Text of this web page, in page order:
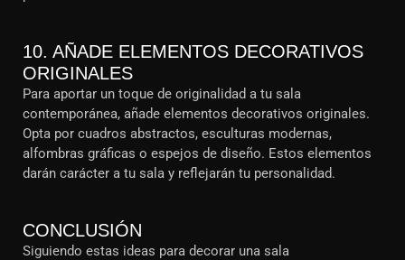
10. AÑADE ELEMENTOS DECORATIVOS
ORIGINALES
Para aportar un toque de originalidad a tu sala
contemporánea, añade elementos decorativos originales.
Opta por cuadros abstractos, esculturas modernas,
alfombras gráficas o espejos de diseño. Estos elementos
darán carácter a tu sala y reflejarán tu personalidad.
CONCLUSIÓN
Siguiendo estas ideas para decorar una sala